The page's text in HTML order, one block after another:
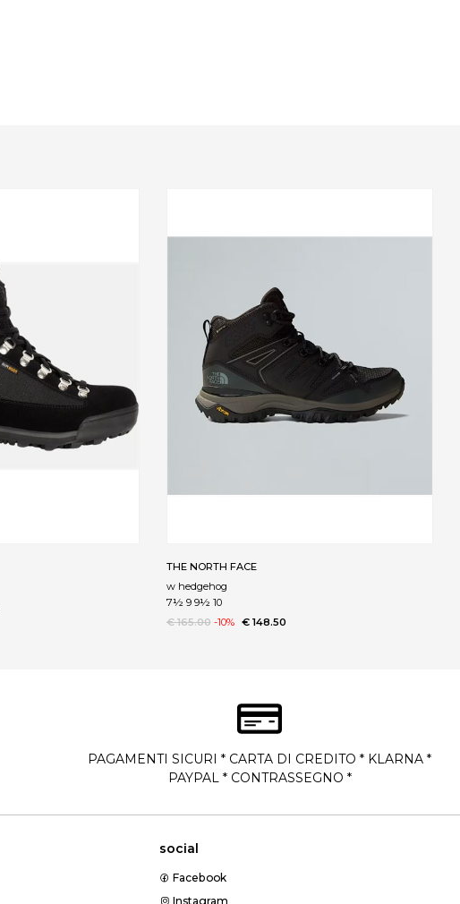
THE NORTH FACE
w hedgehog
7½ 9 9½ 10
€ 165.00 -10% € 148.50
PAGAMENTI SICURI * CARTA DI CREDITO * KLARNA *
PAYPAL * CONTRASSEGNO *
social
Facebook
Instagram